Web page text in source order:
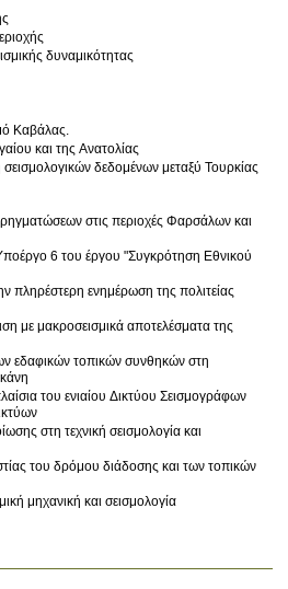
δυναμικότητας
Καβάλας.
και της Ανατολίας
δεδομένων μεταξύ Τουρκίας
στις περιοχές Φαρσάλων και
6 του έργου "Συγκρότηση Εθνικού
πληρέστερη ενημέρωση της πoλιτείας
με μακροσεισμικά αποτελέσματα της
εδαφικών τοπικών συνθηκών στη
του ενιαίου Δικτύου Σεισμογράφων
στη τεχνική σεισμολογία και
του δρόμου διάδοσης και των τοπικών
μηχανική και σεισμολογία